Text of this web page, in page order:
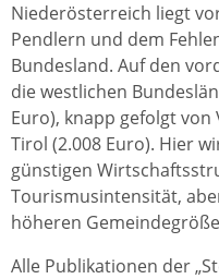
Niederösterreich liegt
Pendlern und dem
Bundesland. Auf den
die westlichen
Euro), knapp gefolgt
Tirol (2.008 Euro). Hier
günstigen
Tourismusintensität,
höheren
Alle Publikationen der